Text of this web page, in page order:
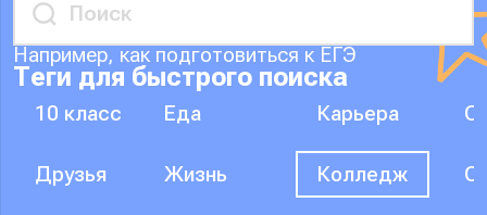
Например, как подготовиться к ЕГЭ
Теги для быстрого поиска
10 класс
Друзья
Еда
Жизнь
Карьера
Колледж